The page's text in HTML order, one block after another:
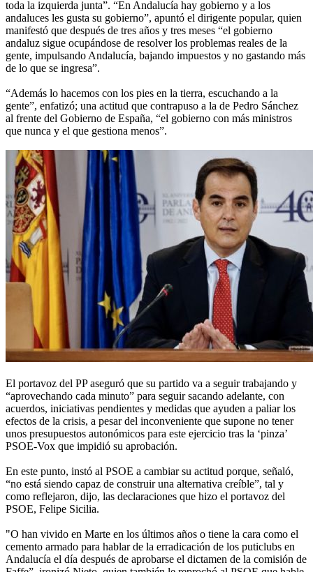
toda la izquierda junta”. “En Andalucía hay gobierno y a los
andaluces les gusta su gobierno”, apuntó el dirigente popular, quien
manifestó que después de tres años y tres meses “el gobierno
andaluz sigue ocupándose de resolver los problemas reales de la
gente, impulsando Andalucía, bajando impuestos y no gastando más
de lo que se ingresa”.
“Además lo hacemos con los pies en la tierra, escuchando a la
gente”, enfatizó; una actitud que contrapuso a la de Pedro Sánchez
al frente del Gobierno de España, “el gobierno con más ministros
que nunca y el que gestiona menos”.
El portavoz del PP aseguró que su partido va a seguir trabajando y
“aprovechando cada minuto” para seguir sacando adelante, con
acuerdos, iniciativas pendientes y medidas que ayuden a paliar los
efectos de la crisis, a pesar del inconveniente que supone no tener
unos presupuestos autonómicos para este ejercicio tras la ‘pinza’
PSOE-Vox que impidió su aprobación.
En este punto, instó al PSOE a cambiar su actitud porque, señaló,
“no está siendo capaz de construir una alternativa creíble”, tal y
como reflejaron, dijo, las declaraciones que hizo el portavoz del
PSOE, Felipe Sicilia.
"O han vivido en Marte en los últimos años o tiene la cara como el
cemento armado para hablar de la erradicación de los puticlubs en
Andalucía el día después de aprobarse el dictamen de la comisión de